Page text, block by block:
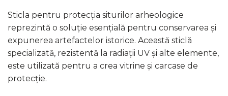
Sticla pentru protecția siturilor arheologice
reprezintă o soluție esențială pentru conservarea și
expunerea artefactelor istorice. Această sticlă
specializată, rezistentă la radiații UV și alte elemente,
este utilizată pentru a crea vitrine și carcase de
protecție.